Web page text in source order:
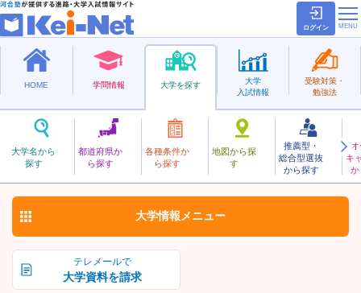
ログイン
HOME 学問情報 大学を探す
大学名から
探す
都道府県か
ら探す
各種条件か
ら探す
地図から探
す
推薦型・
総合型選抜
から探す
キ
か
大学
入試情報
受験対策・
勉強法
私立
てんり
天理大学 お気に入り
テレメールで
大学資料を請求
大学情報 メニュー